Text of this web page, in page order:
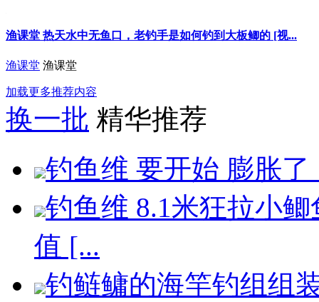
渔课堂 热天水中无鱼口，老钓手是如何钓到大板鲫的 [视...
渔课堂 渔课堂
加载更多推荐内容
换一批 精华推荐
钓鱼维 要开始 膨胀
钓鱼维 8.1米狂拉小
值 [...
钓鲢鳙的海竿钓组组